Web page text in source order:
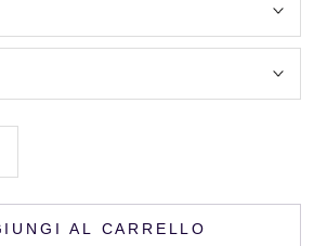
AL CARRELLO